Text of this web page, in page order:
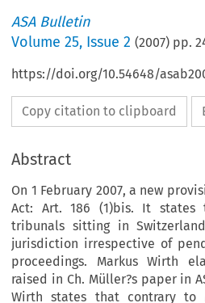
ASA Bulletin
Volume25, Issue 2 (2007) pp.
https://doi.org/10.54648/
Copy citation to clipboard
Abstract
On 1 February 2007, a new
Act: Art. 186 (1)bis. It
tribunals sitting in
jurisdiction irrespective of
proceedings. Markus Wirth
raised in Ch. Müller?s paper in
Wirth states that contrary to